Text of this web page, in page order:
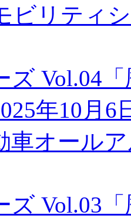
ビリティ
ズ Vol.04
年10月6
車オール
ズ Vol.03